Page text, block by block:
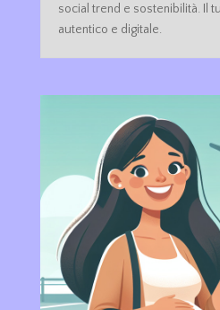
social trend e sostenibilità. Il
autentico e digitale.